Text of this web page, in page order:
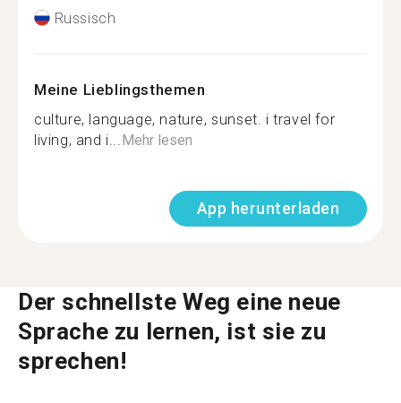
Russisch
Meine Lieblingsthemen
culture, language, nature, sunset. i travel for
living, and i... Mehr lesen
App herunterladen
Der schnellste Weg eine neue
Sprache zu lernen, ist sie zu
sprechen!